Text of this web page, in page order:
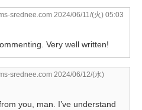
srednee.com 2024/06/11/(火) 05:03
Very well written!
srednee.com 2024/06/12/(水)
you, man. I’ve understand